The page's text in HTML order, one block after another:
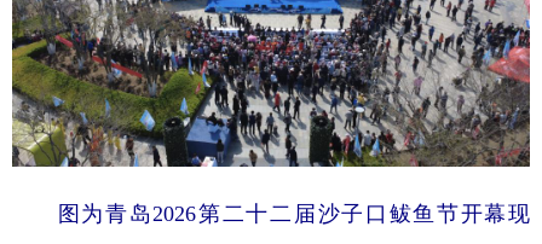
广东 广西 海南 重庆
四川 贵州 云南 西藏
陕西 甘肃 青海 宁夏
新疆 内蒙古 黑龙江
图为青岛2026第二十二届沙子口鲅鱼节开幕现